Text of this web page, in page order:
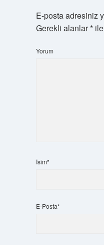
E-posta adresiniz
Gerekli alanlar*ile
Yorum
İsim*
E-Posta*